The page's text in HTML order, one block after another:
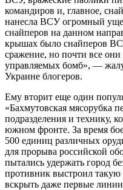
командиров и, главное,
нанесла ВСУ огромный
снайперов на данном
крышах было снайперов
сражение, но почти все
управляемых бомб», —
Украине блогеров.
Ему вторит еще один
«Бахмутовская мясорубка
подразделения и технику,
южном фронте. За время
500 единиц различных
для прорыва российской
пытались удержать город
противник выстроил
вскрыть даже первые